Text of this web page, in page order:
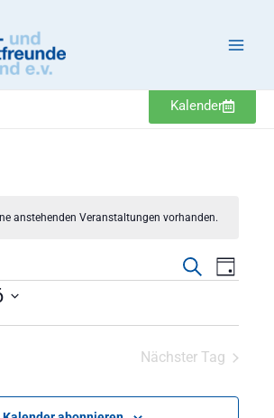
Kalender
anstehenden Veranstaltungen vorhanden.
Suche
Ansichten,
Suche
Tag
Nächster Tag